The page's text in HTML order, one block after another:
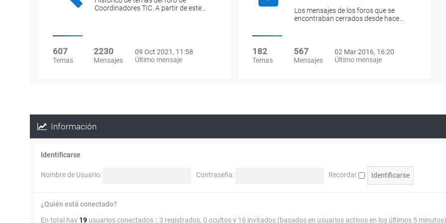
Coordinadores TIC. A partir de este…
607
Temas
2230
Mensajes
09 Oct 2021, 11:58
Último mensaje
Los mensajes de los foros que se
encontraban cerrados desde hace…
182
Temas
567
Mensajes
02 Mar 2016, 16:20
Último mensaje
Información
Identificarse
Nombre de Usuario: Contraseña: Recordar
¿Quién está conectado?
En total hay 19 usuarios conectados :: 3 registrados, 0 ocultos y 16 invitados (basados en usuarios activos en los últimos 5 minutos)